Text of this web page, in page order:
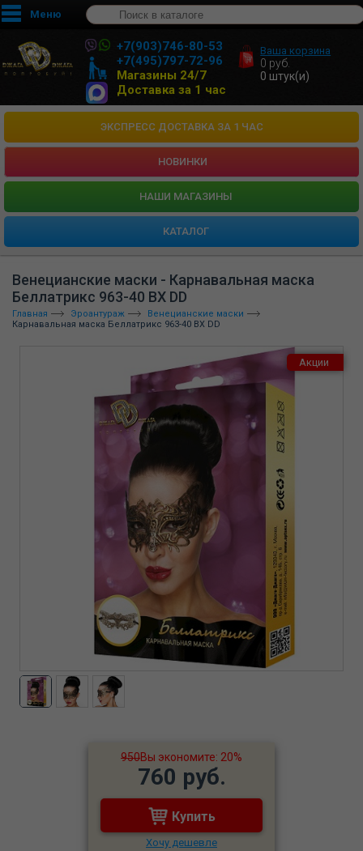
Меню
+7(903)746-80-53
+7(495)797-72-96
Магазины 24/7
Доставка за 1 час
Ваша корзина
0 руб.
0 штук(и)
ЭКСПРЕСС ДОСТАВКА ЗА 1 ЧАС
НОВИНКИ
HАШИ МАГАЗИНЫ
КАТАЛОГ
Венецианские маски - Карнавальная маска
Беллатрикс 963-40 BX DD
Главная Эроантураж
Венецианские маски
Карнавальная маска Беллатрикс 963-40 BX DD
Акции
950Вы экономите: 20%
760 руб.
Купить
Хочу дешевле